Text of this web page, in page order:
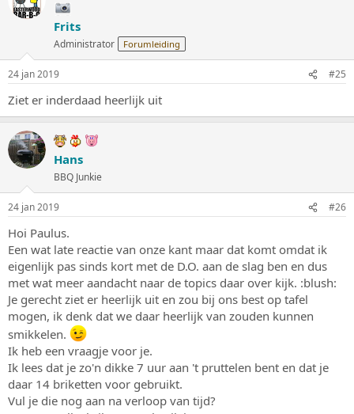
Frits
Administrator Forumleiding
24 jan 2019 #25
Ziet er inderdaad heerlijk uit
Hans
BBQ Junkie
24 jan 2019 #26
Hoi Paulus.
Een wat late reactie van onze kant maar dat komt omdat ik
eigenlijk pas sinds kort met de D.O. aan de slag ben en dus
met wat meer aandacht naar de topics daar over kijk. :blush:
Je gerecht ziet er heerlijk uit en zou bij ons best op tafel
mogen, ik denk dat we daar heerlijk van zouden kunnen
smikkelen.
Ik heb een vraagje voor je.
Ik lees dat je zo'n dikke 7 uur aan 't pruttelen bent en dat je
daar 14 briketten voor gebruikt.
Vul je die nog aan na verloop van tijd?